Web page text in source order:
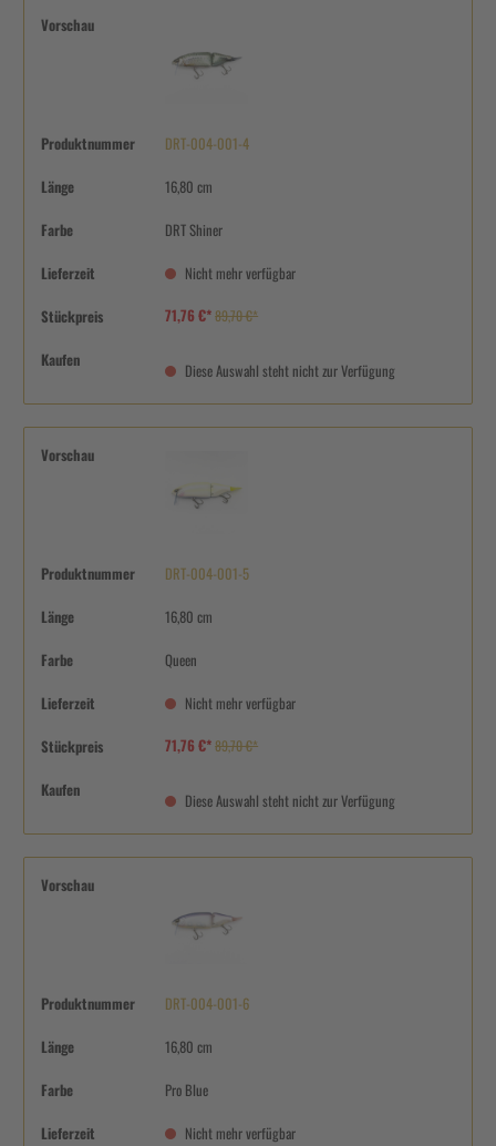
Vorschau
Produktnummer DRT-004-001-4
Länge 16,80 cm
Farbe DRT Shiner
Lieferzeit Nicht mehr verfügbar
Stückpreis 71,76 €*89,70 €*
Kaufen
Diese Auswahl steht nicht zur Verfügung
Vorschau
Produktnummer DRT-004-001-5
Länge 16,80 cm
Farbe Queen
Lieferzeit Nicht mehr verfügbar
Stückpreis 71,76 €*89,70 €*
Kaufen
Diese Auswahl steht nicht zur Verfügung
Vorschau
Produktnummer DRT-004-001-6
Länge 16,80 cm
Farbe Pro Blue
Lieferzeit Nicht mehr verfügbar